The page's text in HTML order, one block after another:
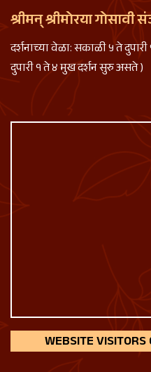
श्रीमन् श्रीमोरया
दर्शनाच्या वेळा: सकाळी ५ ते दुपारी
दुपारी १ ते ४ मुख दर्शन सुरु असते )